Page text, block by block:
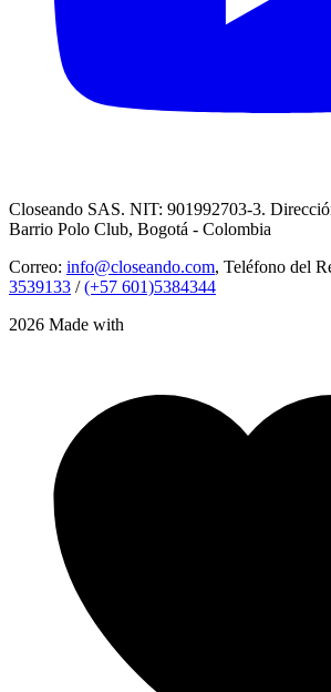
Closeando SAS. NIT: 901992703-3.
Barrio Polo Club, Bogotá - Colombia
Correo: info@closeando.com, Teléfono del
3539133 /(+57 601)5384344
2026 Made with